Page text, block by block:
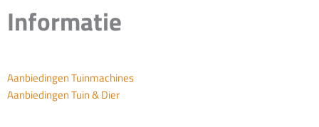
Informatie
Aanbiedingen Tuinmachines
Aanbiedingen Tuin & Dier